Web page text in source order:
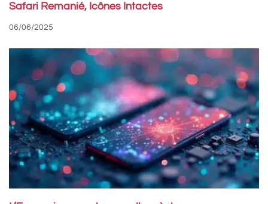
Safari Remanié, Icônes Intactes
06/06/2025